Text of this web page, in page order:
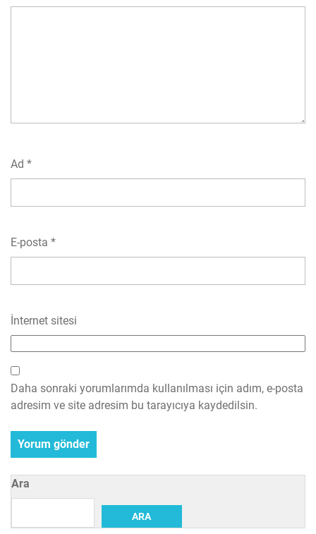
Ad *
E-posta *
İnternet sitesi
Daha sonraki yorumlarımda kullanılması için adım, e-posta
adresim ve site adresim bu tarayıcıya kaydedilsin.
Ara
ARA